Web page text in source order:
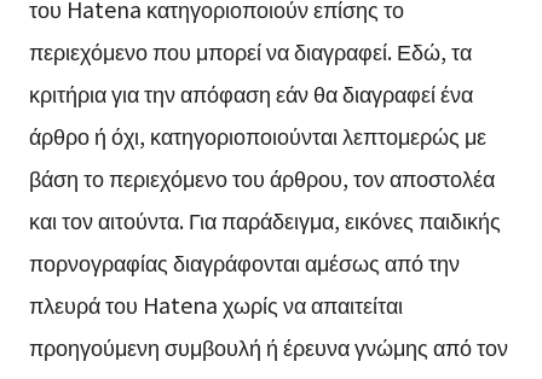
του Hatena κατηγοριοποιούν επίσης το
περιεχόμενο που μπορεί να διαγραφεί. Εδώ, τα
κριτήρια για την απόφαση εάν θα διαγραφεί ένα
άρθρο ή όχι, κατηγοριοποιούνται λεπτομερώς με
βάση το περιεχόμενο του άρθρου, τον αποστολέα
και τον αιτούντα. Για παράδειγμα, εικόνες παιδικής
πορνογραφίας διαγράφονται αμέσως από την
πλευρά του Hatena χωρίς να απαιτείται
προηγούμενη συμβουλή ή έρευνα γνώμης από τον